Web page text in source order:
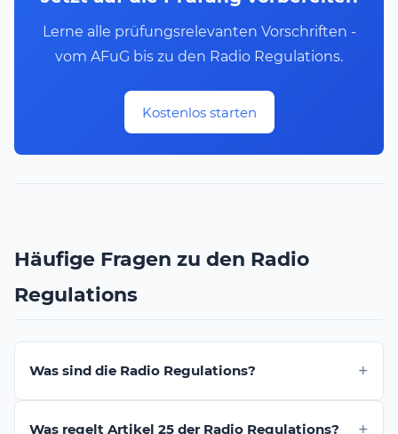
Lerne alle prüfungsrelevanten Vorschriften -
vom AFuG bis zu den Radio Regulations.
Kostenlos starten
Häufige Fragen zu den Radio
Regulations
Was sind die Radio Regulations?
Was regelt Artikel 25 der Radio Regulations?